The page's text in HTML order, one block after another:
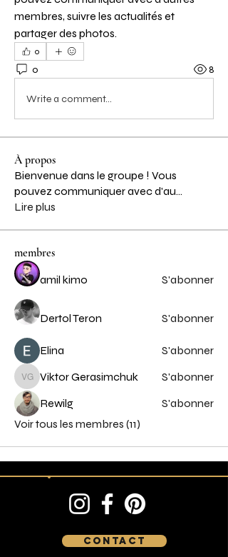
membres, suivre les actualités et
partager des photos.
0
0 8
Write a comment...
À propos
Bienvenue dans le groupe ! Vous
pouvez communiquer avec d'au...
Lire plus
membres
amil kimo S'abonner
Dertol Teron S'abonner
Elina S'abonner
Viktor Gerasimchuk
Viktor Gerasimchuk
S'abonner
Rewilg
S'abonner
Voir tous les membres (11)
Contact